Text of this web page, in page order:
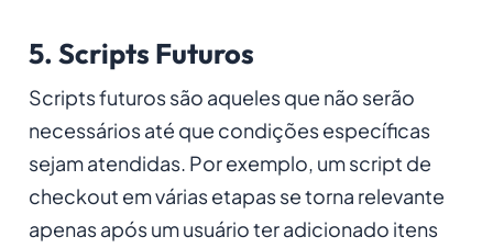
5. Scripts Futuros
Scripts futuros são aqueles que não serão
necessários até que condições específicas
sejam atendidas. Por exemplo, um script de
checkout em várias etapas se torna relevante
apenas após um usuário ter adicionado itens